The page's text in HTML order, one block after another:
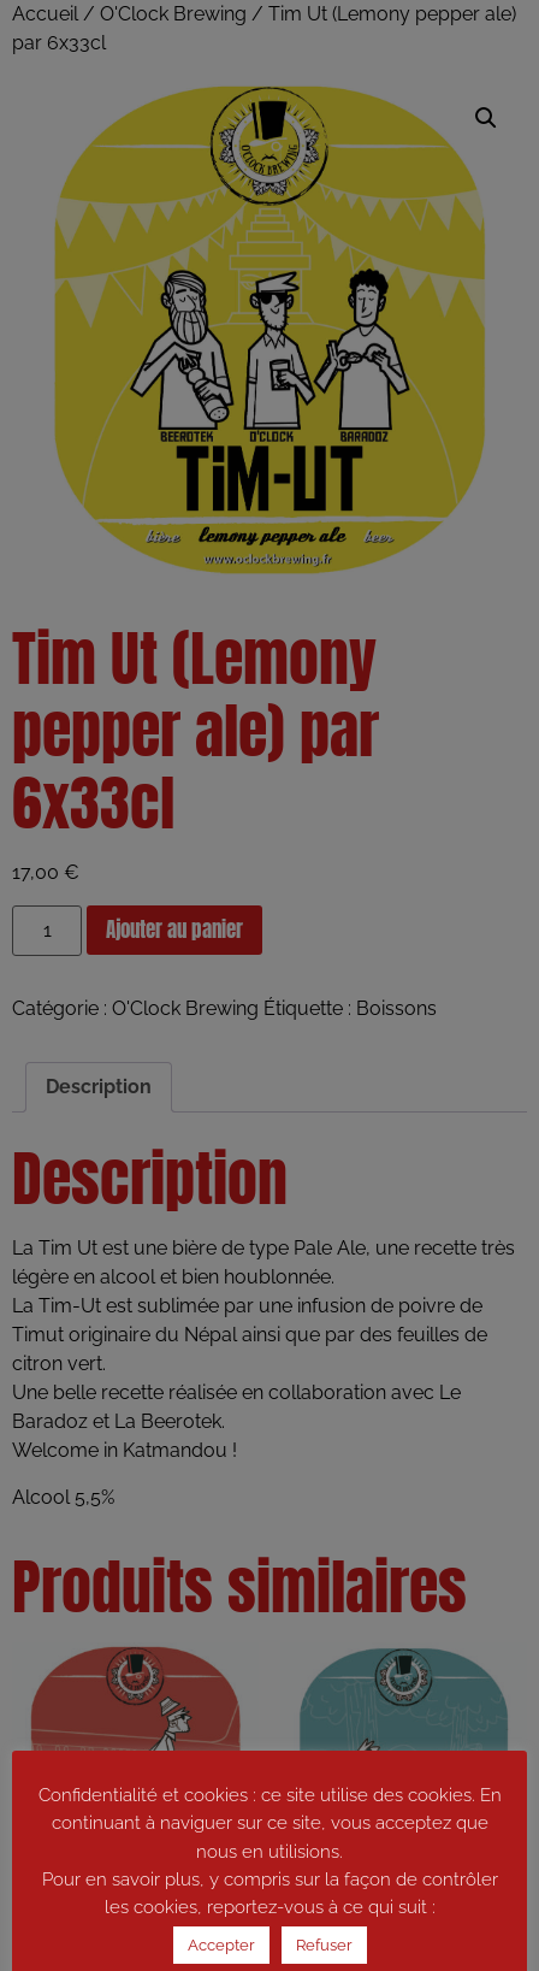
Accueil/ O'Clock Brewing / Tim Ut (Lemony pepper ale)
par 6x33cl
Tim Ut (Lemony
pepper ale) par
6x33cl
17,00 €
Ajouter au panier
Catégorie : O'Clock Brewing Étiquette : Boissons
Description
Description
La Tim Ut est une bière de type Pale Ale, une recette très
légère en alcool et bien houblonnée.
La Tim-Ut est sublimée par une infusion de poivre de
Timut originaire du Népal ainsi que par des feuilles de
citron vert.
Une belle recette réalisée en collaboration avec Le
Baradoz et La Beerotek.
Welcome in Katmandou !
Alcool 5,5%
Produits similaires
Jet Lag (Indian Pale Ale) par Time Out (American Pale) par
6x33cl
Confidentialité et cookies : ce site utilise des cookies. En
continuant à naviguer sur ce site, vous acceptez que
nous en utilisions.
Pour en savoir plus, y compris sur la façon de contrôler
les cookies, reportez-vous à ce qui suit :
Accepter Refuser